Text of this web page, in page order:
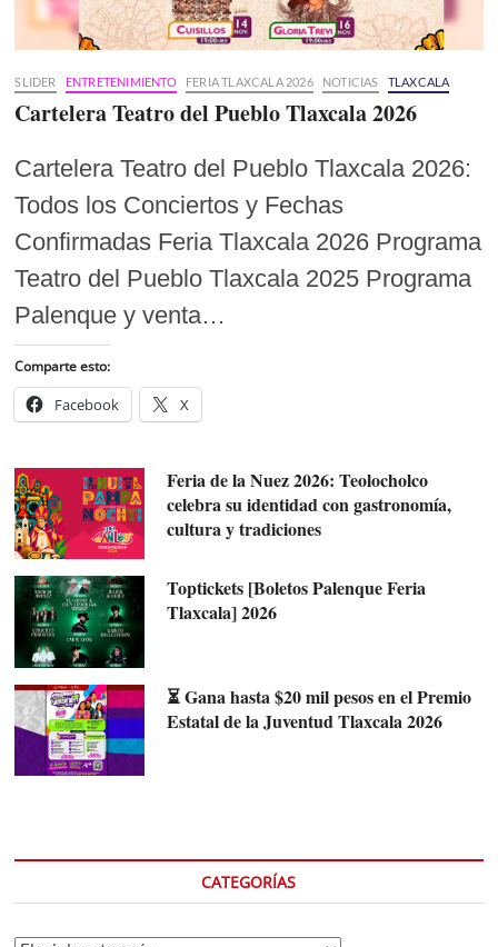
SLIDER ENTRETENIMIENTO FERIA TLAXCALA 2026 NOTICIAS TLAXCALA
Cartelera Teatro del Pueblo Tlaxcala 2026
Cartelera Teatro del Pueblo Tlaxcala 2026:
Todos los Conciertos y Fechas
Confirmadas Feria Tlaxcala 2026 Programa
Teatro del Pueblo Tlaxcala 2025 Programa
Palenque y venta…
Comparte esto:
Facebook X
Feria de la Nuez 2026: Teolocholco
celebra su identidad con gastronomía,
cultura y tradiciones
Toptickets [Boletos Palenque Feria
Tlaxcala] 2026
⏳ Gana hasta $20 mil pesos en el Premio
Estatal de la Juventud Tlaxcala 2026
CATEGORÍAS